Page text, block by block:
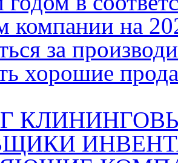
компании на
за
хорошие